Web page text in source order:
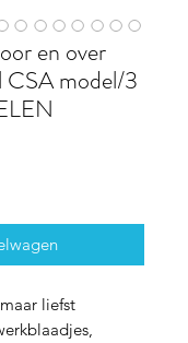
en over
CSA model/3
liefst